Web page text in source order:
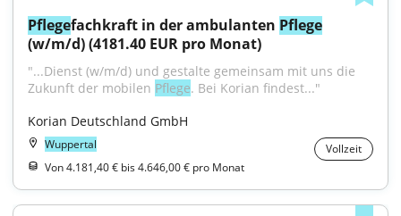
Pflegefachkraft in der ambulanten Pflege
(w/m/d) (4181.40 EUR pro Monat)
"...Dienst (w/m/d) und gestalte gemeinsam mit uns die
Zukunft der mobilen Pflege. Bei Korian findest..."
Korian Deutschland GmbH
Wuppertal
Vollzeit
Von 4.181,40 € bis 4.646,00 € pro Monat